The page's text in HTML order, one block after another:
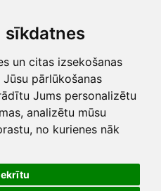
sīkdatnes
un citas izsekošanas
pārlūkošanas
Jums personalizētu
analizētu mūsu
no kurienes nāk